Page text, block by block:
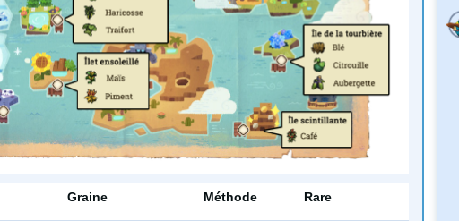
Graine Méthode Rare